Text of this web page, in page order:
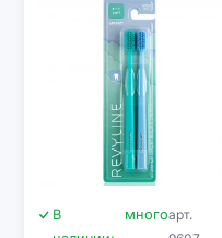
В
многоарт.